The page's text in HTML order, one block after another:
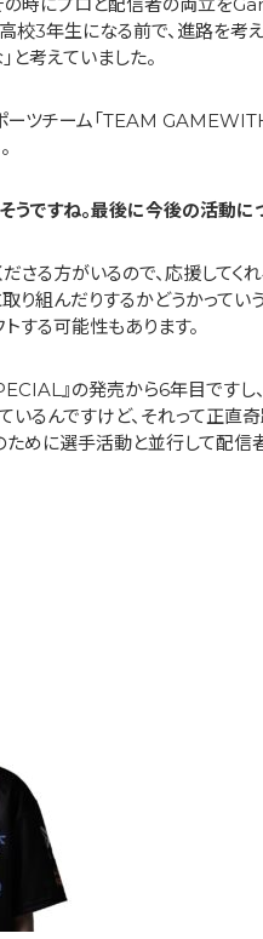
3年生になる前で、進路を考
と考えていました。
ツチーム「TEAM
うですね。最後に今後の活動に
さる方がいるので、応援してく
取り組んだりするかどうかって
する可能性もあります。
』の発売から6年目ですし
るんですけど、それって正直
ために選手活動と並行して配信